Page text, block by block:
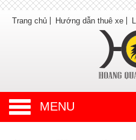
Trang chủ Hướng dẫn thuê xe
MENU